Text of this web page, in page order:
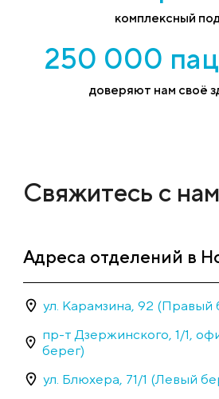
комплексный
250 000
доверяют нам своё
Свяжитесь с
Адреса отделений в
ул. Карамзина, 92 (Правый
пр-т Дзержинского, 1/1,
берег)
ул. Блюхера, 71/1 (Левый